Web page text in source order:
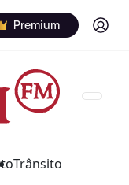
Premium Log in
Trânsito